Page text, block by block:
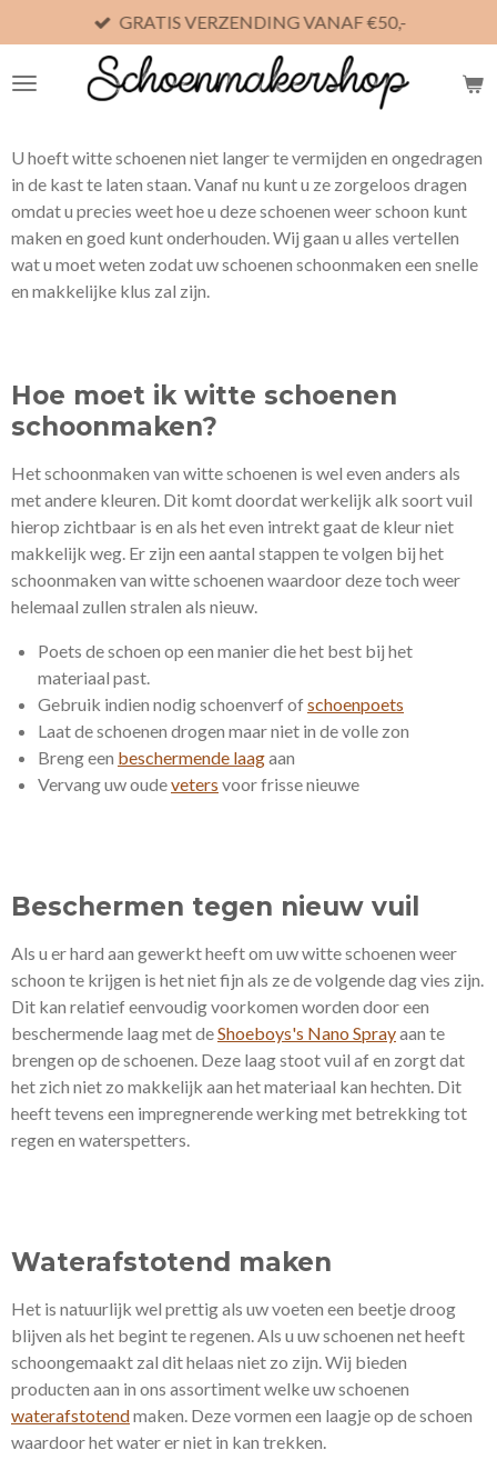
direct
naar
GRATIS VERZENDING VANAF €50,-
U hoeft witte schoenen niet langer te vermijden en ongedragen
in de kast te laten staan. Vanaf nu kunt u ze zorgeloos dragen
omdat u precies weet hoe u deze schoenen weer schoon kunt
maken en goed kunt onderhouden. Wij gaan u alles vertellen
wat u moet weten zodat uw schoenen schoonmaken een snelle
en makkelijke klus zal zijn.
Hoe moet ik witte schoenen
schoonmaken?
Het schoonmaken van witte schoenen is wel even anders als
met andere kleuren. Dit komt doordat werkelijk alk soort vuil
hierop zichtbaar is en als het even intrekt gaat de kleur niet
makkelijk weg. Er zijn een aantal stappen te volgen bij het
schoonmaken van witte schoenen waardoor deze toch weer
helemaal zullen stralen als nieuw.
Poets de schoen op een manier die het best bij het
materiaal past.
Gebruik indien nodig schoenverf ofschoenpoets
Laat de schoenen drogen maar niet in de volle zon
Breng een beschermende laagaan
Vervang uw oudeveters voor frisse nieuwe
Beschermen tegen nieuw vuil
Als u er hard aan gewerkt heeft om uw witte schoenen weer
schoon te krijgen is het niet fijn als ze de volgende dag vies zijn.
Dit kan relatief eenvoudig voorkomen worden door een
beschermende laag met deShoeboys's Nano Sprayaan te
brengen op de schoenen. Deze laag stoot vuil af en zorgt dat
het zich niet zo makkelijk aan het materiaal kan hechten. Dit
heeft tevens een impregnerende werking met betrekking tot
regen en waterspetters.
Waterafstotend maken
Het is natuurlijk wel prettig als uw voeten een beetje droog
blijven als het begint te regenen. Als u uw schoenen net heeft
schoongemaakt zal dit helaas niet zo zijn. Wij bieden
producten aan in ons assortiment welke uw schoenen
waterafstotendmaken. Deze vormen een laagje op de schoen
waardoor het water er niet in kan trekken.